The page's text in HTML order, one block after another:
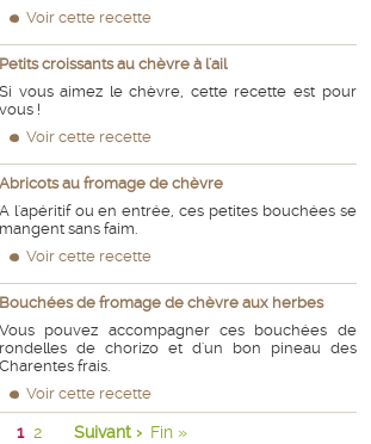
Voir cette recette
Petits croissants au chèvre à l'ail
Si vous aimez le chèvre, cette recette est pour
vous !
Voir cette recette
Abricots au fromage de chèvre
A l'apéritif ou en entrée, ces petites bouchées se
mangent sans faim.
Voir cette recette
Bouchées de fromage de chèvre aux herbes
Vous pouvez accompagner ces bouchées de
rondelles de chorizo et d'un bon pineau des
Charentes frais.
Voir cette recette
1 2 Suivant › Fin »